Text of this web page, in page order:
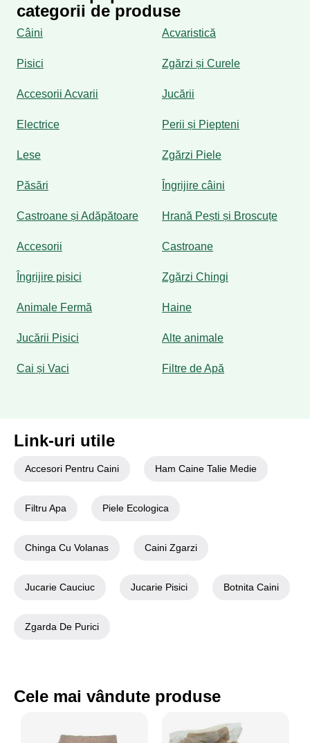
categorii de produse
Câini Acvaristică
Pisici Zgărzi și Curele
Accesorii Acvarii Jucării
Electrice Perii și Piepteni
Lese Zgărzi Piele
Păsări Îngrijire câini
Castroane și Adăpătoare Hrană Pești și Broscuțe
Accesorii Castroane
Îngrijire pisici Zgărzi Chingi
Animale Fermă Haine
Jucării Pisici Alte animale
Cai și Vaci Filtre de Apă
Link-uri utile
Accesori Pentru Caini Ham Caine Talie Medie
Filtru Apa Piele Ecologica
Chinga Cu Volanas Caini Zgarzi
Jucarie Cauciuc Jucarie Pisici Botnita Caini
Zgarda De Purici
Cele mai vândute produse